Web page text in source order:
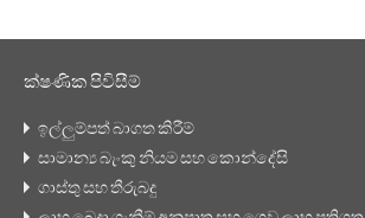
ක්ෂණික පිවිසීම්
ඉල්ලුම්පත් බාගත කිරීම්
සාමාන්‍ය බැංකු නියම සහ කොන්දේසි
ගාස්තු සහ තීරුබදු